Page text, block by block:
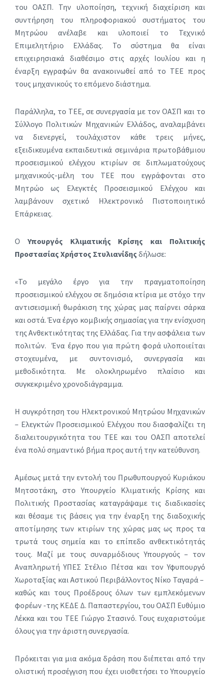
του ΟΑΣΠ. Την υλοποίηση, τεχνική διαχείριση και
συντήρηση του πληροφοριακού συστήματος του
Μητρώου ανέλαβε και υλοποιεί το Τεχνικό
Επιμελητήριο Ελλάδας. Το σύστημα θα είναι
επιχειρησιακά διαθέσιμο στις αρχές Ιουλίου και η
έναρξη εγγραφών θα ανακοινωθεί από το ΤΕΕ προς
τους μηχανικούς το επόμενο διάστημα.
Παράλληλα, το ΤΕΕ, σε συνεργασία με τον ΟΑΣΠ και το
Σύλλογο Πολιτικών Μηχανικών Ελλάδος, αναλαμβάνει
να διενεργεί, τουλάχιστον κάθε τρεις μήνες,
εξειδικευμένα εκπαιδευτικά σεμινάρια πρωτοβάθμιου
προσεισμικού ελέγχου κτιρίων σε διπλωματούχους
μηχανικούς-μέλη του ΤΕΕ που εγγράφονται στο
Μητρώο ως Ελεγκτές Προσεισμικού Ελέγχου και
λαμβάνουν σχετικό Ηλεκτρονικό Πιστοποιητικό
Eπάρκειας.
Ο Υπουργός Κλιματικής Κρίσης και Πολιτικής
Προστασίας Χρήστος Στυλιανίδης δήλωσε:
«Το μεγάλο έργο για την πραγματοποίηση
προσεισμικού ελέγχου σε δημόσια κτίρια με στόχο την
αντισεισμική θωράκιση της χώρας μας παίρνει σάρκα
και οστά. Ένα έργο κομβικής σημασίας για την ενίσχυση
της Ανθεκτικότητας της Ελλάδας. Για την ασφάλεια των
πολιτών. Ένα έργο που για πρώτη φορά υλοποιείται
στοχευμένα, με συντονισμό, συνεργασία και
μεθοδικότητα. Με ολοκληρωμένο πλαίσιο και
συγκεκριμένο χρονοδιάγραμμα.
Η συγκρότηση του Ηλεκτρονικού Μητρώου Μηχανικών
– Ελεγκτών Προσεισμικού Ελέγχου που διασφαλίζει τη
διαλειτουργικότητα του ΤΕΕ και του ΟΑΣΠ αποτελεί
ένα πολύ σημαντικό βήμα προς αυτή την κατεύθυνση.
Αμέσως μετά την εντολή του Πρωθυπουργού Κυριάκου
Μητσοτάκη, στο Υπουργείο Κλιματικής Κρίσης και
Πολιτικής Προστασίας καταγράψαμε τις διαδικασίες
και θέσαμε τις βάσεις για την έναρξη της διαδοχικής
αποτίμησης των κτιρίων της χώρας μας ως προς τα
τρωτά τους σημεία και το επίπεδο ανθεκτικότητάς
τους. Μαζί με τους συναρμόδιους Υπουργούς – τον
Αναπληρωτή ΥΠΕΣ Στέλιο Πέτσα και τον Υφυπουργό
Χωροταξίας και Αστικού Περιβάλλοντος Νίκο Ταγαρά –
καθώς και τους Προέδρους όλων των εμπλεκόμενων
φορέων -της ΚΕΔΕ Δ. Παπαστεργίου, του ΟΑΣΠ Ευθύμιο
Λέκκα και του ΤΕΕ Γιώργο Στασινό. Τους ευχαριστούμε
όλους για την άριστη συνεργασία.
Πρόκειται για μια ακόμα δράση που διέπεται από την
ολιστική προσέγγιση που έχει υιοθετήσει το Υπουργείο